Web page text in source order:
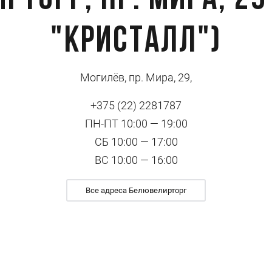
"Кристалл")
Могилёв, пр. Мира, 29,
+375 (22) 2281787
ПН-ПТ 10:00 — 19:00
СБ 10:00 — 17:00
ВС 10:00 — 16:00
Все адреса Белювелирторг